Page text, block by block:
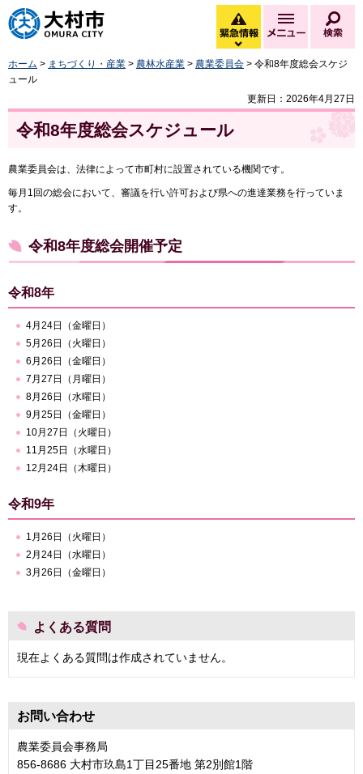
大村市
緊急情報
緊急情報を開く
メニュー
ホーム > まちづくり・産業 > 農林水産業 > 農業委員会 > 令和8年度総会スケジ
ュール
更新日：2026年4月27日
令和8年度総会スケジュール
農業委員会は、法律によって市町村に設置されている機関です。
毎月1回の総会において、審議を行い許可および県への進達業務を行っていま
す。
令和8年度総会開催予定
令和8年
4月24日（金曜日）
5月26日（火曜日）
6月26日（金曜日）
7月27日（月曜日）
8月26日（水曜日）
9月25日（金曜日）
10月27日（火曜日）
11月25日（水曜日）
12月24日（木曜日）
令和9年
1月26日（火曜日）
2月24日（水曜日）
3月26日（金曜日）
よくある質問
現在よくある質問は作成されていません。
お問い合わせ
農業委員会事務局
856-8686 大村市玖島1丁目25番地 第2別館1階